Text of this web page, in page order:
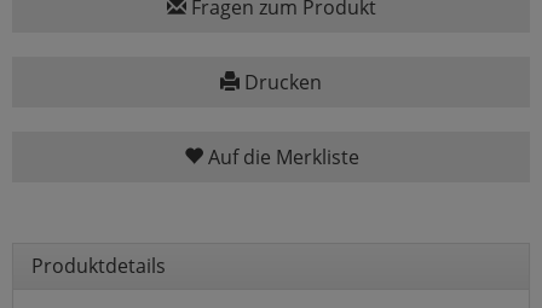
Fragen zum Produkt
Drucken
Auf die Merkliste
Produktdetails